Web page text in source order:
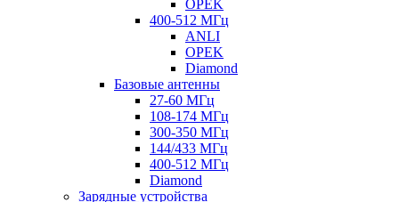
OPEK
400-512 МГц
ANLI
OPEK
Diamond
Базовые антенны
27-60 МГц
108-174 МГц
300-350 МГц
144/433 МГц
400-512 МГц
Diamond
Зарядные устройства